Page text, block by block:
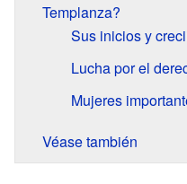
Templanza?
Sus inicios y
Lucha por el
Mujeres
Véase también